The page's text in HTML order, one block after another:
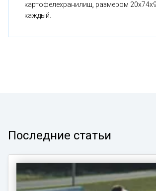
картофелехранилищ, размером
каждый.
Последние статьи